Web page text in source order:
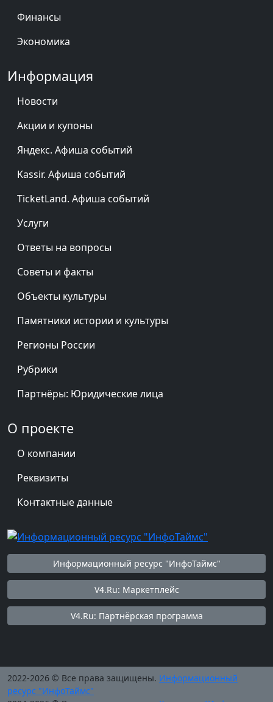
Финансы
Экономика
Информация
Новости
Акции и купоны
Яндекс. Афиша событий
Kassir. Афиша событий
TicketLand. Афиша событий
Услуги
Ответы на вопросы
Советы и факты
Объекты культуры
Памятники истории и культуры
Регионы России
Рубрики
Партнёры: Юридические лица
О проекте
О компании
Реквизиты
Контактные данные
Информационный ресурс "ИнфоТаймс"
V4.Ru: Маркетплейс
V4.Ru: Партнёрская программа
2022-2026 © Все права защищены. Информационный
ресурс "ИнфоТаймс"